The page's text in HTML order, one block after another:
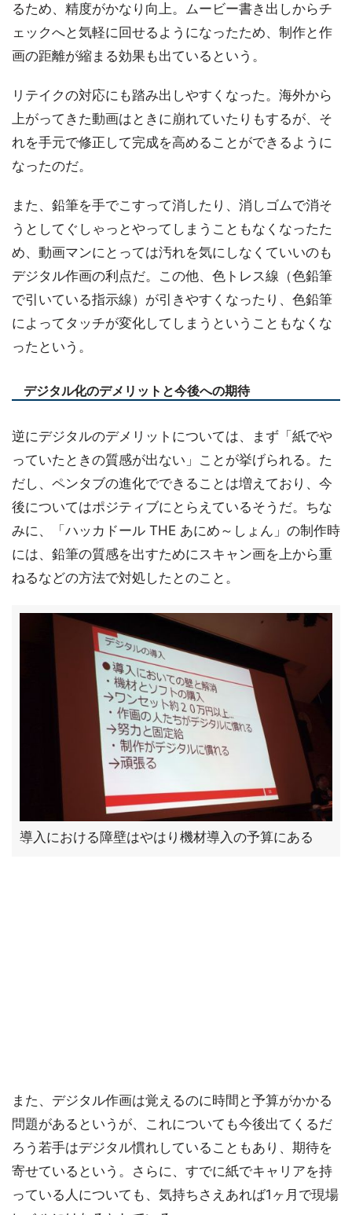
るため、精度がかなり向上。ムービー書き出しからチ
ェックへと気軽に回せるようになったため、制作と作
画の距離が縮まる効果も出ているという。
リテイクの対応にも踏み出しやすくなった。海外から
上がってきた動画はときに崩れていたりもするが、そ
れを手元で修正して完成を高めることができるように
なったのだ。
また、鉛筆を手でこすって消したり、消しゴムで消そ
うとしてぐしゃっとやってしまうこともなくなったた
め、動画マンにとっては汚れを気にしなくていいのも
デジタル作画の利点だ。この他、色トレス線（色鉛筆
で引いている指示線）が引きやすくなったり、色鉛筆
によってタッチが変化してしまうということもなくな
ったという。
デジタル化のデメリットと今後への期待
逆にデジタルのデメリットについては、まず「紙でや
っていたときの質感が出ない」ことが挙げられる。た
だし、ペンタブの進化でできることは増えており、今
後についてはポジティブにとらえているそうだ。ちな
みに、「ハッカドール THE あにめ～しょん」の制作時
には、鉛筆の質感を出すためにスキャン画を上から重
ねるなどの方法で対処したとのこと。
導入における障壁はやはり機材導入の予算にある
また、デジタル作画は覚えるのに時間と予算がかかる
問題があるというが、これについても今後出てくるだ
ろう若手はデジタル慣れしていることもあり、期待を
寄せているという。さらに、すでに紙でキャリアを持
っている人についても、気持ちさえあれば1ヶ月で現場